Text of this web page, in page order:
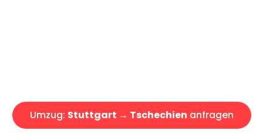
Umzug: Stuttgart → Tschechien anfragen